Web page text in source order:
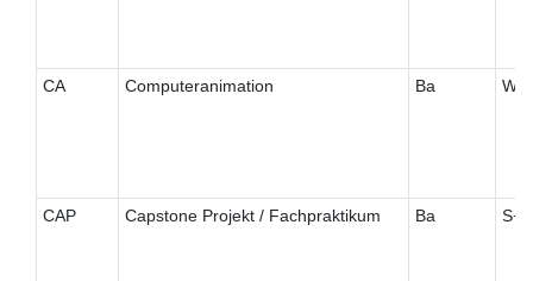
CA Computeranimation Ba W
CAP Capstone Projekt / Fachpraktikum Ba